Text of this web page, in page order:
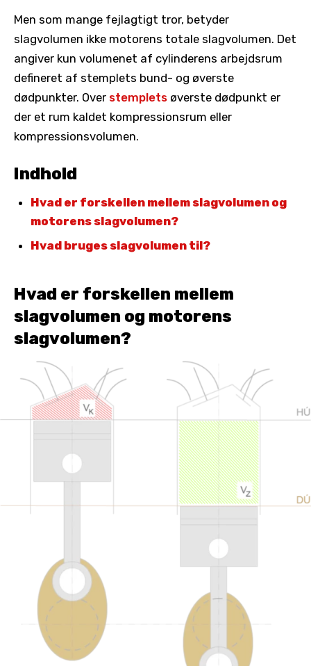
Men som mange fejlagtigt tror, ​​betyder
slagvolumen ikke motorens totale slagvolumen. Det
angiver kun volumenet af cylinderens arbejdsrum
defineret af stemplets bund- og øverste
dødpunkter. Over stemplets øverste dødpunkt er
der et rum kaldet kompressionsrum eller
kompressionsvolumen.
Indhold
Hvad er forskellen mellem slagvolumen og
motorens slagvolumen?
Hvad bruges slagvolumen til?
Hvad er forskellen mellem
slagvolumen og motorens
slagvolumen?